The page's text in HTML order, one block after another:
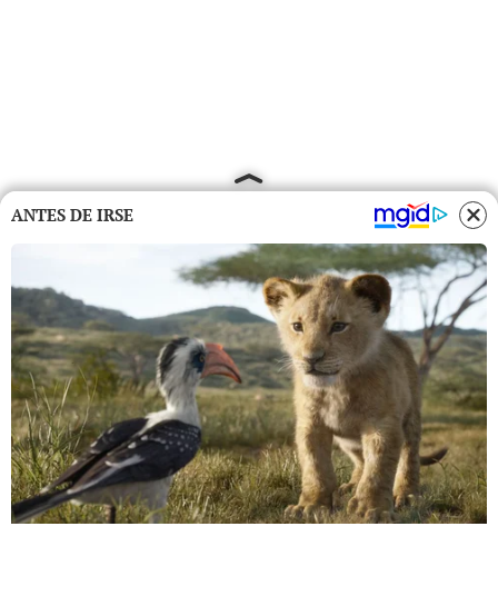
ANTES DE IRSE